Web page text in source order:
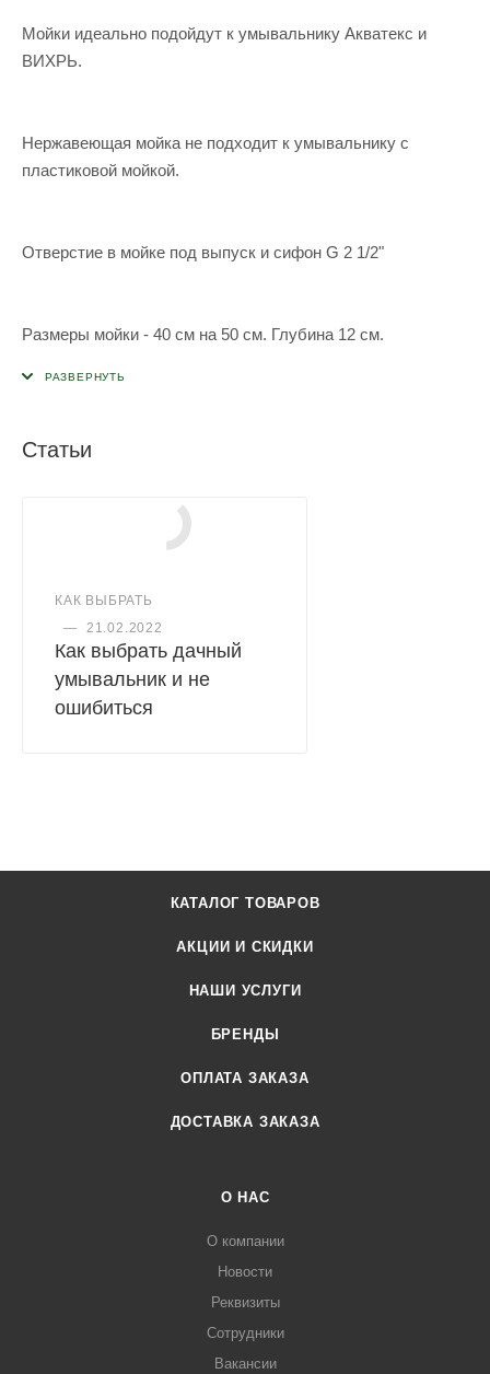
Мойки идеально подойдут к умывальнику Акватекс и
ВИХРЬ.
Нержавеющая мойка не подходит к умывальнику с
пластиковой мойкой.
Отверстие в мойке под выпуск и сифон G 2 1/2"
Размеры мойки - 40 см на 50 см. Глубина 12 см.
Статьи
КАК ВЫБРАТЬ
—
21.02.2022
Как выбрать дачный
умывальник и не
ошибиться
КАТАЛОГ ТОВАРОВ
АКЦИИ И СКИДКИ
НАШИ УСЛУГИ
БРЕНДЫ
ОПЛАТА ЗАКАЗА
ДОСТАВКА ЗАКАЗА
О НАС
О компании
Новости
Реквизиты
Сотрудники
Вакансии